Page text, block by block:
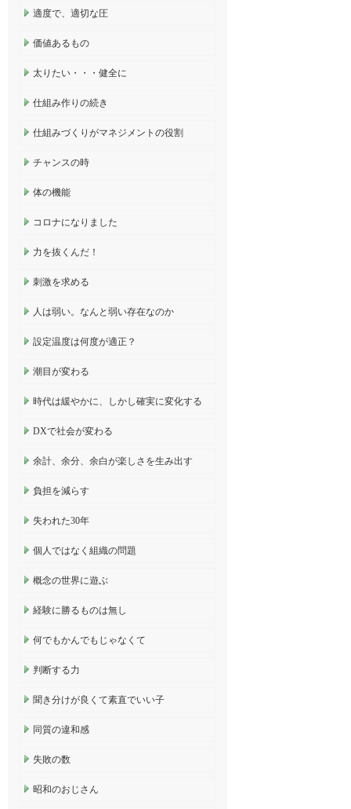
適度で、適切な圧
価値あるもの
太りたい・・・健全に
仕組み作りの続き
仕組みづくりがマネジメントの役割
チャンスの時
体の機能
コロナになりました
力を抜くんだ！
刺激を求める
人は弱い。なんと弱い存在なのか
設定温度は何度が適正？
潮目が変わる
時代は緩やかに、しかし確実に変化する
DXで社会が変わる
余計、余分、余白が楽しさを生み出す
負担を減らす
失われた30年
個人ではなく組織の問題
概念の世界に遊ぶ
経験に勝るものは無し
何でもかんでもじゃなくて
判断する力
聞き分けが良くて素直でいい子
同質の違和感
失敗の数
昭和のおじさん